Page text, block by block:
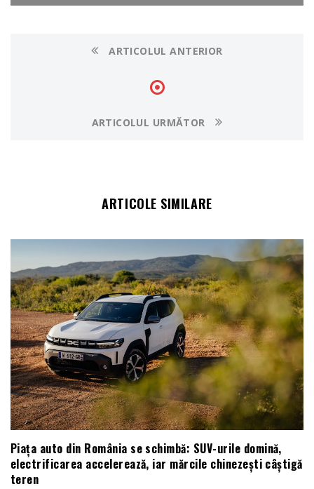
ARTICOLUL ANTERIOR
ARTICOLUL URMĂTOR
ARTICOLE SIMILARE
Piața auto din România se schimbă: SUV-urile domină,
electrificarea accelerează, iar mărcile chinezești câștigă
teren